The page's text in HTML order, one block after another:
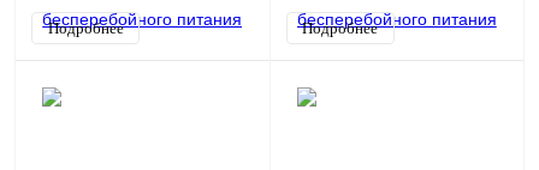
Подробнее Подробнее